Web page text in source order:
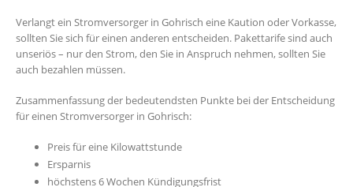
Verlangt ein Stromversorger in Gohrisch eine Kaution oder Vorkasse,
sollten Sie sich für einen anderen entscheiden. Pakettarife sind auch
unseriös – nur den Strom, den Sie in Anspruch nehmen, sollten Sie
auch bezahlen müssen.
Zusammenfassung der bedeutendsten Punkte bei der Entscheidung
für einen Stromversorger in Gohrisch:
Preis für eine Kilowattstunde
Ersparnis
höchstens 6 Wochen Kündigungsfrist